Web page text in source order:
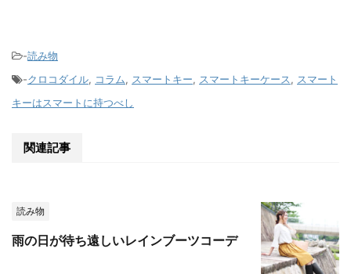
-読み物
-クロコダイル, コラム, スマートキー, スマートキーケース, スマート
キーはスマートに持つべし
関連記事
読み物
雨の日が待ち遠しいレインブーツコーデ